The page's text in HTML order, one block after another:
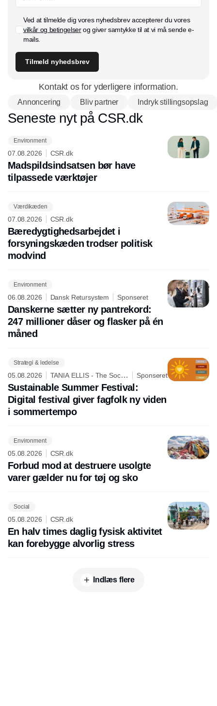
Ved at tilmelde dig vores nyhedsbrev accepterer du vores
vilkår og betingelserog giver samtykke til at vi må sende e-
mails.
Tilmeld nyhedsbrev
Kontakt os for yderligere information.
Annoncering Bliv partner Indryk stillingsopslag
Seneste nyt på CSR.dk
Environment
07.08.2026 CSR.dk
Madspildsindsatsen bør have
tilpassede værktøjer
Værdikæden
07.08.2026 CSR.dk
Bæredygtighedsarbejdet i
forsyningskæden trodser politisk
modvind
Environment
06.08.2026 Dansk Retursystem Sponseret
Danskerne sætter ny pantrekord:
247 millioner dåser og flasker på én
måned
Strategi & ledelse
05.08.2026
TANIA ELLIS - The Social
Business Company
Sponseret
Sustainable Summer Festival:
Digital festival giver fagfolk ny viden
i sommertempo
Environment
05.08.2026 CSR.dk
Forbud mod at destruere usolgte
varer gælder nu for tøj og sko
Social
05.08.2026 CSR.dk
En halv times daglig fysisk aktivitet
kan forebygge alvorlig stress
Indlæs flere